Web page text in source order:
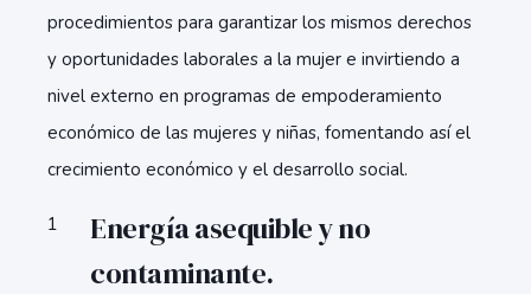
procedimientos para garantizar los mismos derechos
y oportunidades laborales a la mujer e invirtiendo a
nivel externo en programas de empoderamiento
económico de las mujeres y niñas, fomentando así el
crecimiento económico y el desarrollo social.
Energía asequible y no
contaminante.